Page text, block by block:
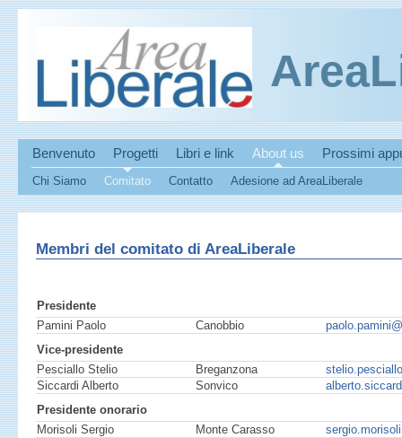
Benvenuto Progetti Libri e link About us Prossimi
Chi Siamo Comitato Contatto Adesione ad AreaLiberale
Membri del comitato di AreaLiberale
Presidente
Pamini Paolo
Canobbio
Vice-presidente
Pesciallo Stelio
Breganzona
Siccardi Alberto
Sonvico
Presidente onorario
Morisoli Sergio
Monte Carasso